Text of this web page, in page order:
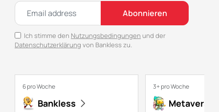
Abonnieren
Ich stimme den Nutzungsbedingungen und der
Datenschutzerklärung von Bankless zu.
6 pro Woche
Bankless
3+ pro Woche
Metaversal